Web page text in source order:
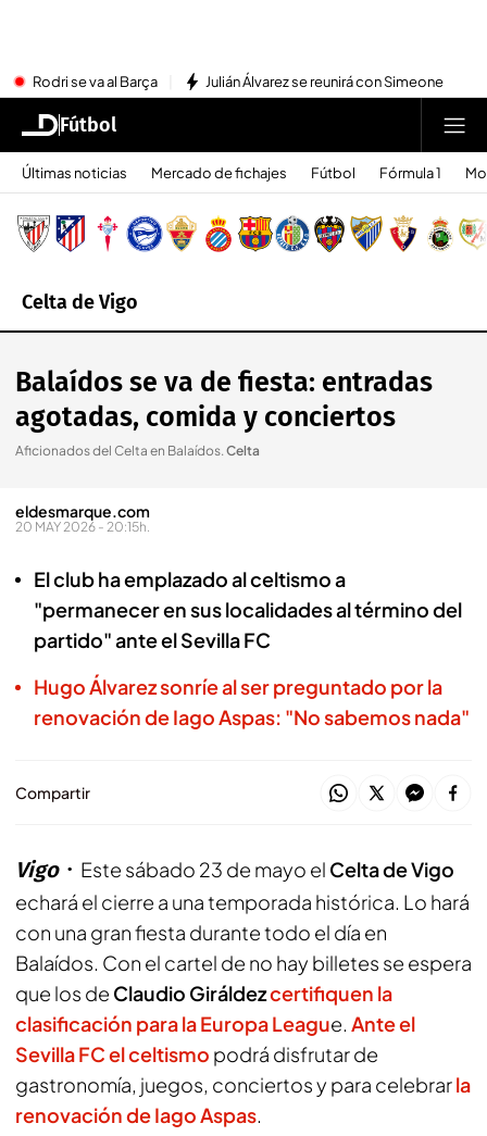
Rodri se va al Barça Julián Álvarez se reunirá con Simeone
Fútbol
Últimas noticias Mercado de fichajes Fútbol Fórmula 1
Celta de Vigo
Balaídos se va de fiesta: entradas
agotadas, comida y conciertos
Aficionados del Celta en Balaídos.Celta
eldesmarque.com
20 MAY 2026 - 20:15h.
El club ha emplazado al celtismo a
"permanecer en sus localidades al término del
partido" ante el Sevilla FC
Hugo Álvarez sonríe al ser preguntado por la
renovación de Iago Aspas: "No sabemos nada"
Compartir
Vigo Este sábado 23 de mayo el Celta de Vigo
echará el cierre a una temporada histórica. Lo hará
con una gran fiesta durante todo el día en
Balaídos. Con el cartel de no hay billetes se espera
que los de Claudio Giráldezcertifiquen la
clasificación para la Europa League. Ante el
Sevilla FC el celtismo podrá disfrutar de
gastronomía, juegos, conciertos y para celebrarla
renovación de Iago Aspas.